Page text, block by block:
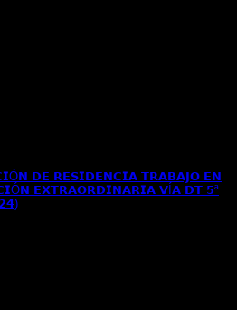
𝗗𝗘 𝗥𝗘𝗦𝗜𝗗𝗘𝗡𝗖𝗜𝗔 𝗧𝗥𝗔𝗕𝗔𝗝𝗢 𝗘𝗡
𝗘𝗫𝗧𝗥𝗔𝗢𝗥𝗗𝗜𝗡𝗔𝗥𝗜𝗔 𝗩Í𝗔 𝗗𝗧 𝟱ª